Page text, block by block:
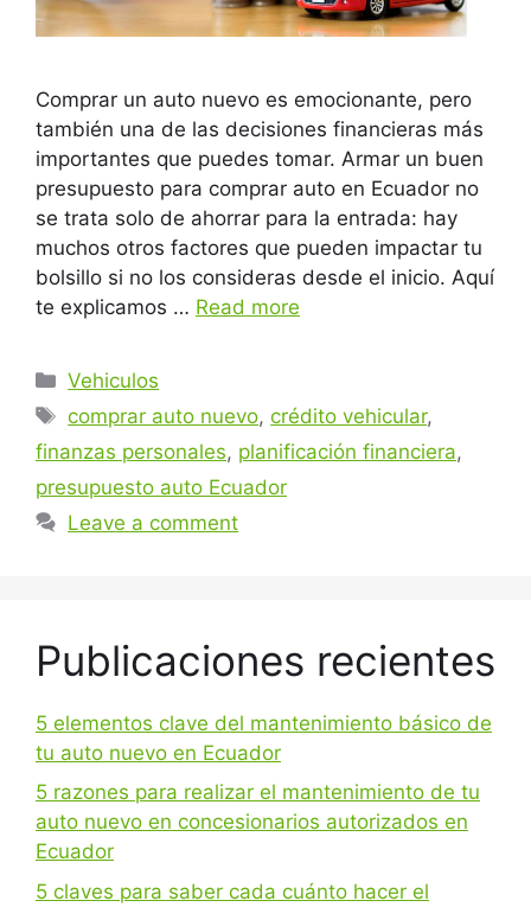
Comprar un auto nuevo es emocionante, pero
también una de las decisiones financieras más
importantes que puedes tomar. Armar un buen
presupuesto para comprar auto en Ecuador no
se trata solo de ahorrar para la entrada: hay
muchos otros factores que pueden impactar tu
bolsillo si no los consideras desde el inicio. Aquí
te explicamos … Read more
Categories
Vehiculos
Tags
comprar auto nuevo,crédito vehicular,
finanzas personales, planificación financiera,
presupuesto auto Ecuador
Leave a comment
Publicaciones recientes
5 elementos clave del mantenimiento básico de
tu auto nuevo en Ecuador
5 razones para realizar el mantenimiento de tu
auto nuevo en concesionarios autorizados en
Ecuador
5 claves para saber cada cuánto hacer el